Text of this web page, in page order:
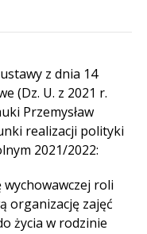
z dnia 14
(Dz. U. z 2021 r.
Przemysław
realizacji polityki
2021/2022:
wychowawczej roli
organizację zajęć
życia w rodzinie